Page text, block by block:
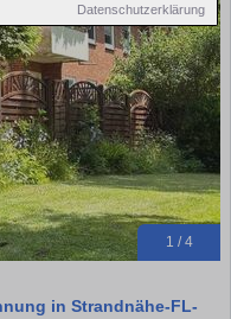
Datenschutzerklärung
1 / 4
in Strandnähe-FL-